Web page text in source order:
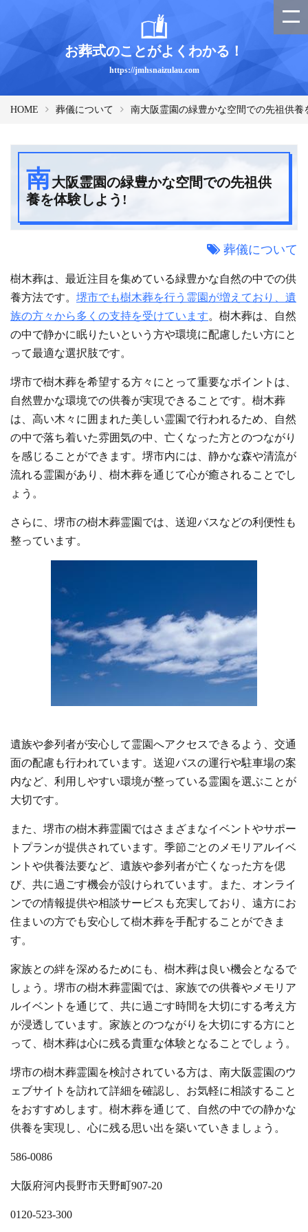
お葬式のことがよくわかる！
https://jmhsnaizulau.com
HOME 葬儀について 南大阪霊園の緑豊かな空間での先祖供養
南大阪霊園の緑豊かな空間での先祖供
養を体験しよう!
葬儀について
樹木葬は、最近注目を集めている緑豊かな自然の中での供
養方法です。 堺市でも樹木葬を行う霊園が増えており、遺
族の方々から多くの支持を受けています。樹木葬は、自然
の中で静かに眠りたいという方や環境に配慮したい方にと
って最適な選択肢です。
堺市で樹木葬を希望する方々にとって重要なポイントは、
自然豊かな環境での供養が実現できることです。樹木葬
は、高い木々に囲まれた美しい霊園で行われるため、自然
の中で落ち着いた雰囲気の中、亡くなった方とのつながり
を感じることができます。堺市内には、静かな森や清流が
流れる霊園があり、樹木葬を通じて心が癒されることでし
ょう。
さらに、堺市の樹木葬霊園では、送迎バスなどの利便性も
整っています。
遺族や参列者が安心して霊園へアクセスできるよう、交通
面の配慮も行われています。送迎バスの運行や駐車場の案
内など、利用しやすい環境が整っている霊園を選ぶことが
大切です。
また、堺市の樹木葬霊園ではさまざまなイベントやサポー
トプランが提供されています。季節ごとのメモリアルイベ
ントや供養法要など、遺族や参列者が亡くなった方を偲
び、共に過ごす機会が設けられています。また、オンライ
ンでの情報提供や相談サービスも充実しており、遠方にお
住まいの方でも安心して樹木葬を手配することができま
す。
家族との絆を深めるためにも、樹木葬は良い機会となるで
しょう。堺市の樹木葬霊園では、家族での供養やメモリア
ルイベントを通じて、共に過ごす時間を大切にする考え方
が浸透しています。家族とのつながりを大切にする方にと
って、樹木葬は心に残る貴重な体験となることでしょう。
堺市の樹木葬霊園を検討されている方は、南大阪霊園のウ
ェブサイトを訪れて詳細を確認し、お気軽に相談すること
をおすすめします。樹木葬を通じて、自然の中での静かな
供養を実現し、心に残る思い出を築いていきましょう。
586-0086
大阪府河内長野市天野町907-20
0120-523-300